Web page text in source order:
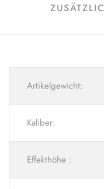
Artikelgewicht:
Kaliber:
Effekthöhe :